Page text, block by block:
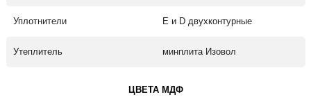
Уплотнители Е и D двухконтурные
Утеплитель минплита Изовол
ЦВЕТА МДФ